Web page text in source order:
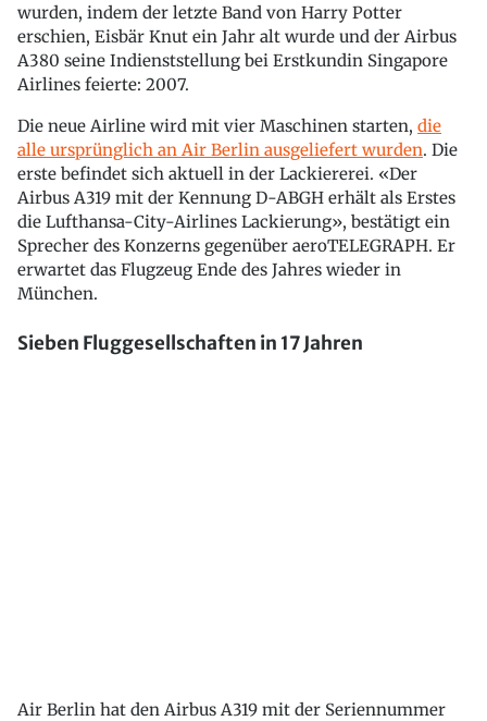
wurden, indem der letzte Band von Harry Potter
erschien, Eisbär Knut ein Jahr alt wurde und der Airbus
A380 seine Indienststellung bei Erstkundin Singapore
Airlines feierte: 2007.
Die neue Airline wird mit vier Maschinen starten, die
alle ursprünglich an Air Berlin ausgeliefert wurden. Die
erste befindet sich aktuell in der Lackiererei. «Der
Airbus A319 mit der Kennung D-ABGH erhält als Erstes
die Lufthansa-City-Airlines Lackierung», bestätigt ein
Sprecher des Konzerns gegenüber aeroTELEGRAPH. Er
erwartet das Flugzeug Ende des Jahres wieder in
München.
Sieben Fluggesellschaften in 17 Jahren
Air Berlin hat den Airbus A319 mit der Seriennummer